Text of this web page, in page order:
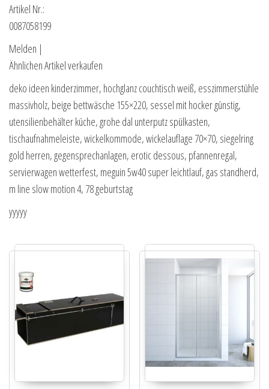
Artikel Nr.:
0087058199
Melden |
Ähnlichen Artikel verkaufen
deko ideen kinderzimmer, hochglanz couchtisch weiß, esszimmerstühle
massivholz, beige bettwäsche 155×220, sessel mit hocker günstig,
utensilienbehälter küche, grohe dal unterputz spülkasten,
tischaufnahmeleiste, wickelkommode, wickelauflage 70×70, siegelring
gold herren, gegensprechanlagen, erotic dessous, pfannenregal,
servierwagen wetterfest, meguin 5w40 super leichtlauf, gas standherd,
m line slow motion 4, 78 geburtstag
yyyyy